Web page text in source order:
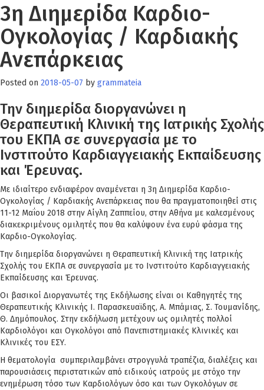
3η Διημερίδα Καρδιο-
Ογκολογίας / Καρδιακής
Ανεπάρκειας
Posted on 2018-05-07 by grammateia
Την διημερίδα διοργανώνει η
Θεραπευτική Κλινική της Ιατρικής Σχολής
του ΕΚΠΑ σε συνεργασία με το
Ινστιτούτο Καρδιαγγειακής Εκπαίδευσης
και Έρευνας.
Με ιδιαίτερο ενδιαφέρον αναμένεται η 3η Διημερίδα Καρδιο-
Ογκολογίας / Καρδιακής Ανεπάρκειας που θα πραγματοποιηθεί στις
11-12 Μαΐου 2018 στην Αίγλη Ζαππείου, στην Αθήνα με καλεσμένους
διακεκριμένους ομιλητές που θα καλύψουν ένα ευρύ φάσμα της
Καρδιο-Ογκολογίας.
Την διημερίδα διοργανώνει η Θεραπευτική Κλινική της Ιατρικής
Σχολής του ΕΚΠΑ σε συνεργασία με το Ινστιτούτο Καρδιαγγειακής
Εκπαίδευσης και Έρευνας.
Οι βασικοί Διοργανωτές της Εκδήλωσης είναι οι Καθηγητές της
Θεραπευτικής Κλινικής Ι. Παρασκευαϊδης, Α. Μπάμιας, Σ. Τουμανίδης,
Θ. Δημόπουλος. Στην εκδήλωση μετέχουν ως ομιλητές πολλοί
Καρδιολόγοι και Ογκολόγοι από Πανεπιστημιακές Κλινικές και
Κλινικές του ΕΣΥ.
Η θεματολογία συμπεριλαμβάνει στρογγυλά τραπέζια, διαλέξεις και
παρουσιάσεις περιστατικών από ειδικούς ιατρούς με στόχο την
ενημέρωση τόσο των Καρδιολόγων όσο και των Ογκολόγων σε